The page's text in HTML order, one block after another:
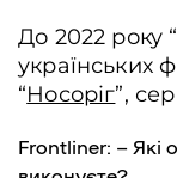
До 2022 року
українських
“Носоріг”,
Frontliner: – Які